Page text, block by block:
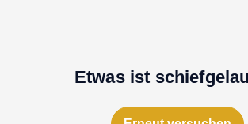
Etwas ist